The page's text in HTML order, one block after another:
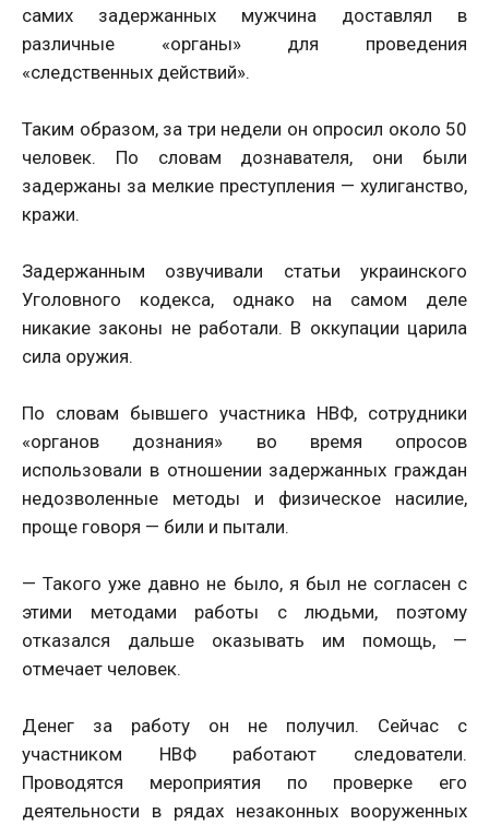
самих задержанных мужчина доставлял в
различные «органы» для проведения
«следственных действий».
Таким образом, за три недели он опросил около 50
человек. По словам дознавателя, они были
задержаны за мелкие преступления — хулиганство,
кражи.
Задержанным озвучивали статьи украинского
Уголовного кодекса, однако на самом деле
никакие законы не работали. В оккупации царила
сила оружия.
По словам бывшего участника НВФ, сотрудники
«органов дознания» во время опросов
использовали в отношении задержанных граждан
недозволенные методы и физическое насилие,
проще говоря — били и пытали.
— Такого уже давно не было, я был не согласен с
этими методами работы с людьми, поэтому
отказался дальше оказывать им помощь, —
отмечает человек.
Денег за работу он не получил. Сейчас с
участником НВФ работают следователи.
Проводятся мероприятия по проверке его
деятельности в рядах незаконных вооруженных